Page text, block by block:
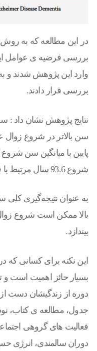
در این مطالعه که به روش
بررسی قرار دادند.
نتایج پژوهش نشان داد : سطح
شروع 93.6 سال مرتبط با فعالیت شناختی بالا همراه بود.
به عنوان نتیجه‌گیری کلی
بیندازد.
این نکته برای کسانی که
بسیار حائز اهمیت است و
دوره از زندگیشان دست از
جدول، مطالعه ی کتاب،
فعالیت های گروهی اجتماعی
دوران سالمندی، انرژی حس